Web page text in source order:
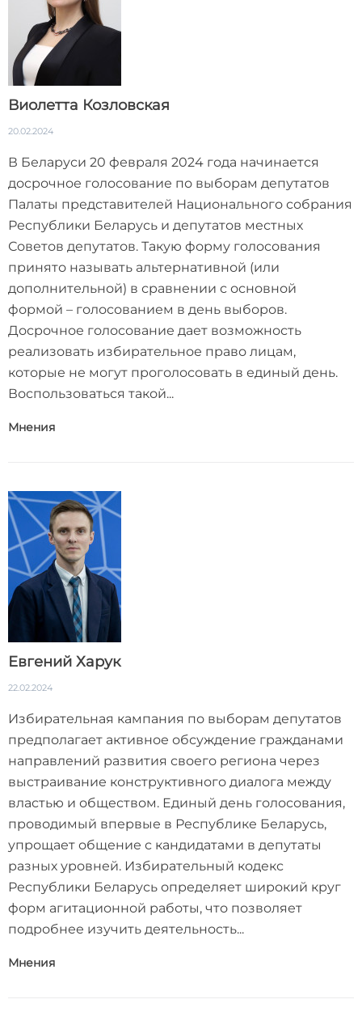
Виолетта Козловская
20.02.2024
В Беларуси 20 февраля 2024 года начинается
досрочное голосование по выборам депутатов
Палаты представителей Национального собрания
Республики Беларусь и депутатов местных
Советов депутатов. Такую форму голосования
принято называть альтернативной (или
дополнительной) в сравнении с основной
формой – голосованием в день выборов.
Досрочное голосование дает возможность
реализовать избирательное право лицам,
которые не могут проголосовать в единый день.
Воспользоваться такой...
Мнения
Евгений Харук
22.02.2024
Избирательная кампания по выборам депутатов
предполагает активное обсуждение гражданами
направлений развития своего региона через
выстраивание конструктивного диалога между
властью и обществом. Единый день голосования,
проводимый впервые в Республике Беларусь,
упрощает общение с кандидатами в депутаты
разных уровней. Избирательный кодекс
Республики Беларусь определяет широкий круг
форм агитационной работы, что позволяет
подробнее изучить деятельность...
Мнения